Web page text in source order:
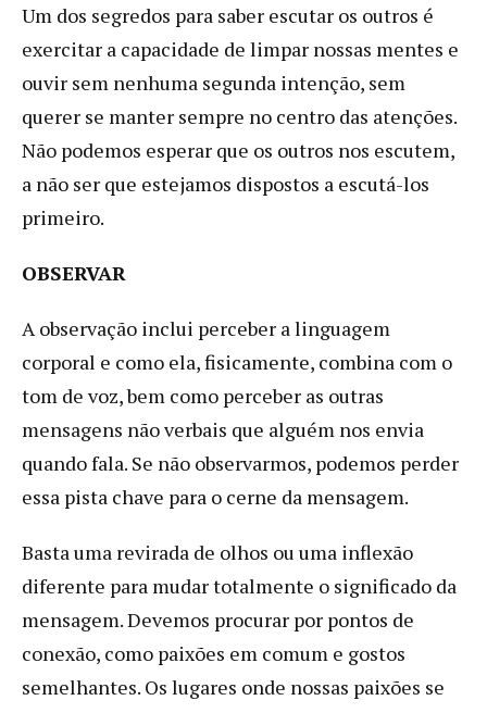
Um dos segredos para saber escutar os outros é
exercitar a capacidade de limpar nossas mentes e
ouvir sem nenhuma segunda intenção, sem
querer se manter sempre no centro das atenções.
Não podemos esperar que os outros nos escutem,
a não ser que estejamos dispostos a escutá-los
primeiro.
OBSERVAR
A observação inclui perceber a linguagem
corporal e como ela, fisicamente, combina com o
tom de voz, bem como perceber as outras
mensagens não verbais que alguém nos envia
quando fala. Se não observarmos, podemos perder
essa pista chave para o cerne da mensagem.
Basta uma revirada de olhos ou uma inflexão
diferente para mudar totalmente o significado da
mensagem. Devemos procurar por pontos de
conexão, como paixões em comum e gostos
semelhantes. Os lugares onde nossas paixões se